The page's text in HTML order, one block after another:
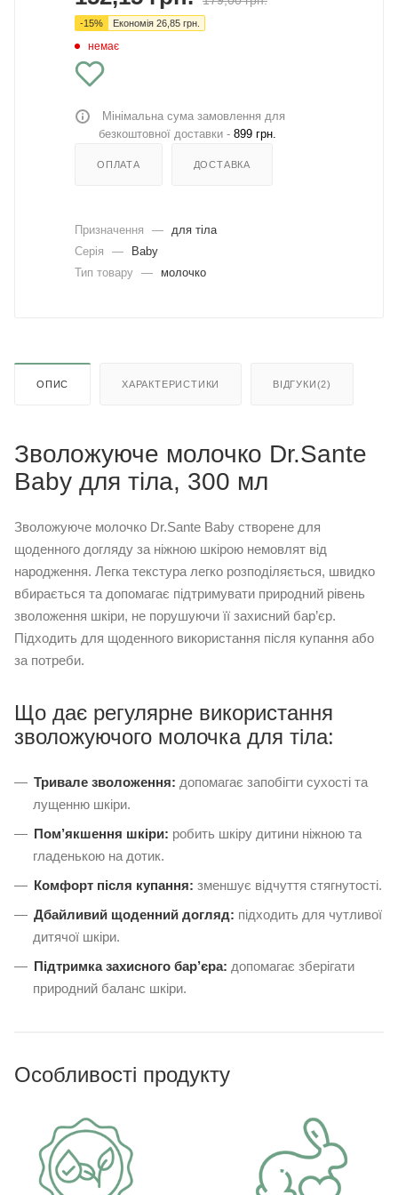
-15% Економія 26,85 грн.
немає
Мінімальна сума замовлення для
безкоштовної доставки - 899 грн.
ОПЛАТА ДОСТАВКА
Призначення —
для тіла
Серія
—
Baby
Тип товару — молочко
ОПИС ХАРАКТЕРИСТИКИ ВІДГУКИ(2)
Зволожуюче молочко Dr.Sante
Baby для тіла, 300 мл
Зволожуюче молочко Dr.Sante Baby створене для
щоденного догляду за ніжною шкірою немовлят від
народження. Легка текстура легко розподіляється, швидко
вбирається та допомагає підтримувати природний рівень
зволоження шкіри, не порушуючи її захисний бар’єр.
Підходить для щоденного використання після купання або
за потреби.
Що дає регулярне використання
зволожуючого молочка для тіла:
Тривале зволоження: допомагає запобігти сухості та
лущенню шкіри.
Пом’якшення шкіри: робить шкіру дитини ніжною та
гладенькою на дотик.
Комфорт після купання: зменшує відчуття стягнутості.
Дбайливий щоденний догляд: підходить для чутливої
дитячої шкіри.
Підтримка захисного бар’єра: допомагає зберігати
природний баланс шкіри.
Особливості продукту